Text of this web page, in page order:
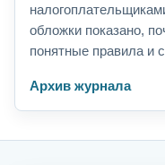
обложки показано,
понятные правила и
Архив журнала